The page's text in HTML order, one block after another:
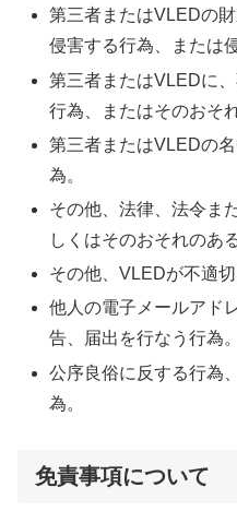
第三者またはVLEDの
侵害する行為、または
第三者またはVLEDに
行為、またはそのおそ
第三者またはVLEDの
為。
その他、法律、法令ま
しくはそのおそれのあ
その他、VLEDが不適切
他人の電子メールアド
告、届出を行なう行為。
公序良俗に反する行為
為。
免責事項について